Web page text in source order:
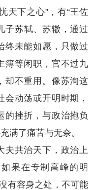
天下之心”，有“王佐
子苏轼、苏辙，通过
终未能如愿，只做过
簿等闲职，官不过九
却不重用。像苏洵这
动荡或开明时期，
的挫折，与政治抱负
满了痛苦与无奈。
共治天下，政治上
果在专制高峰的明
有容身之处，不可能